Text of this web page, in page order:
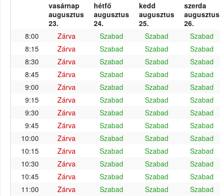
vasárnap
augusztus
23.
hétfő
augusztus
24.
kedd
augusztus
25.
szerda
augusztus
26.
8:00
Zárva Szabad Szabad
Szabad
8:15
Zárva Szabad Szabad
Szabad
8:30
Zárva Szabad Szabad
Szabad
8:45
Zárva Szabad Szabad
Szabad
9:00
Zárva Szabad Szabad
Szabad
9:15
Zárva Szabad Szabad
Szabad
9:30
Zárva Szabad Szabad
Szabad
9:45
Zárva Szabad Szabad
Szabad
10:00
Zárva Szabad Szabad
Szabad
10:15
Zárva Szabad Szabad
Szabad
10:30
Zárva Szabad Szabad
Szabad
10:45
Zárva Szabad Szabad
Szabad
11:00
Zárva Szabad Szabad
Szabad